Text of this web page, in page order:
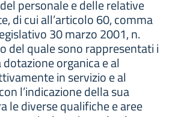
personale e delle relative
di cui all’articolo 60, comma
30 marzo 2001, n.
del quale sono rappresentati i
organica e al
in servizio e al
l’indicazione della sua
le diverse qualifiche e aree